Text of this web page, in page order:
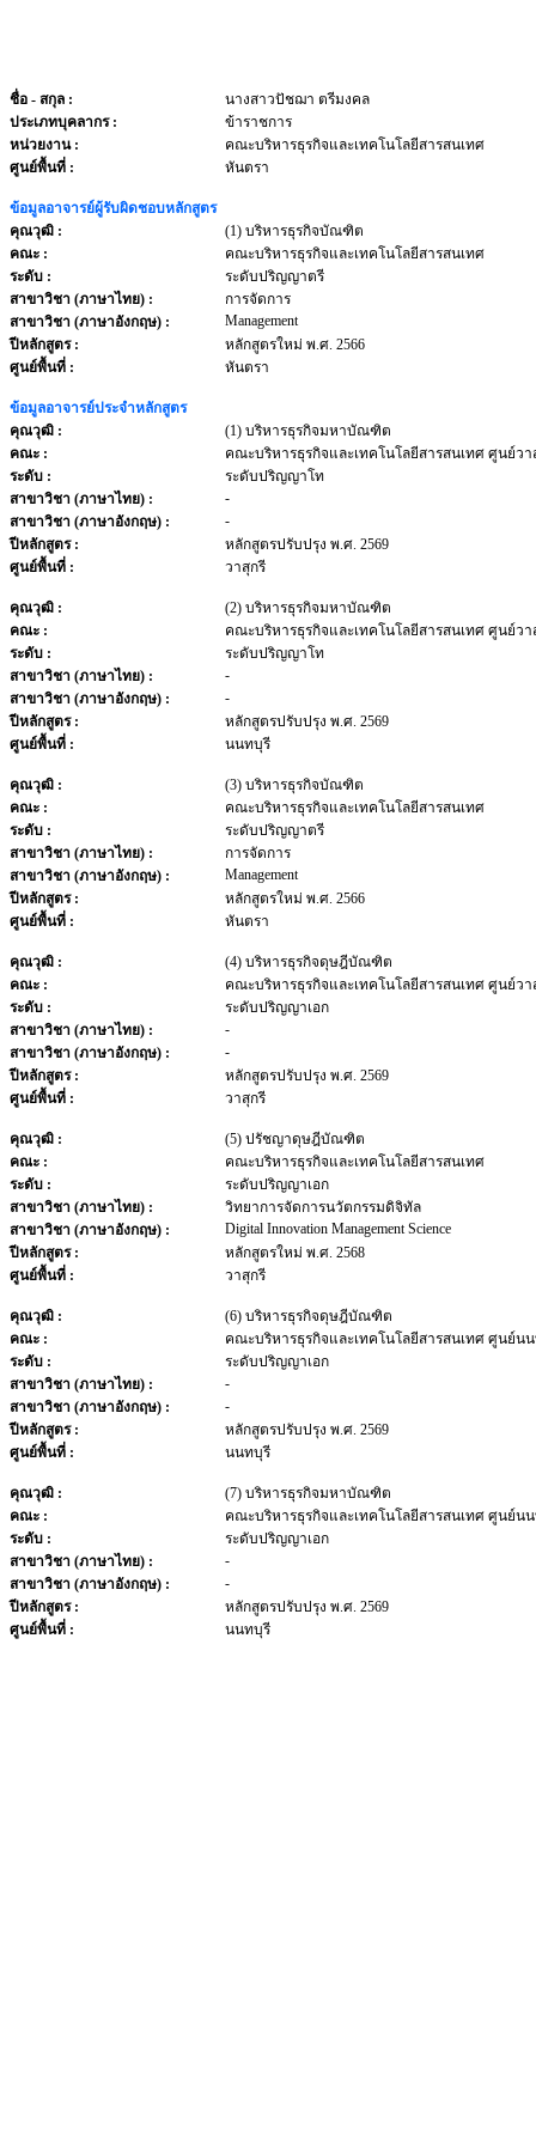
ชื่อ - สกุล :
นางสาวปัชฌา ตรีมงคล
ประเภทบุคลากร :
ข้าราชการ
หน่วยงาน :
คณะบริหารธุรกิจและเทคโนโลยีสารสนเทศ
ศูนย์พื้นที่ :
หันตรา
ข้อมูลอาจารย์ผู้รับผิดชอบหลักสูตร
คุณวุฒิ :
(1) บริหารธุรกิจบัณฑิต
คณะ :
คณะบริหารธุรกิจและเทคโนโลยีสารสนเทศ
ระดับ :
ระดับปริญญาตรี
สาขาวิชา (ภาษาไทย) :
การจัดการ
สาขาวิชา (ภาษาอังกฤษ) :
Management
ปีหลักสูตร :
หลักสูตรใหม่ พ.ศ. 2566
ศูนย์พื้นที่ :
หันตรา
ข้อมูลอาจารย์ประจำหลักสูตร
คุณวุฒิ :
(1) บริหารธุรกิจมหาบัณฑิต
คณะ :
คณะบริหารธุรกิจและเทคโนโลยีสารสนเทศ ศูนย์วา
ระดับ :
ระดับปริญญาโท
สาขาวิชา (ภาษาไทย) :
-
สาขาวิชา (ภาษาอังกฤษ) :
-
ปีหลักสูตร :
หลักสูตรปรับปรุง พ.ศ. 2569
ศูนย์พื้นที่ :
วาสุกรี
คุณวุฒิ :
(2) บริหารธุรกิจมหาบัณฑิต
คณะ :
คณะบริหารธุรกิจและเทคโนโลยีสารสนเทศ ศูนย์วา
ระดับ :
ระดับปริญญาโท
สาขาวิชา (ภาษาไทย) :
-
สาขาวิชา (ภาษาอังกฤษ) :
-
ปีหลักสูตร :
หลักสูตรปรับปรุง พ.ศ. 2569
ศูนย์พื้นที่ :
นนทบุรี
คุณวุฒิ :
(3) บริหารธุรกิจบัณฑิต
คณะ :
คณะบริหารธุรกิจและเทคโนโลยีสารสนเทศ
ระดับ :
ระดับปริญญาตรี
สาขาวิชา (ภาษาไทย) :
การจัดการ
สาขาวิชา (ภาษาอังกฤษ) :
Management
ปีหลักสูตร :
หลักสูตรใหม่ พ.ศ. 2566
ศูนย์พื้นที่ :
หันตรา
คุณวุฒิ :
(4) บริหารธุรกิจดุษฎีบัณฑิต
คณะ :
คณะบริหารธุรกิจและเทคโนโลยีสารสนเทศ ศูนย์วา
ระดับ :
ระดับปริญญาเอก
สาขาวิชา (ภาษาไทย) :
-
สาขาวิชา (ภาษาอังกฤษ) :
-
ปีหลักสูตร :
หลักสูตรปรับปรุง พ.ศ. 2569
ศูนย์พื้นที่ :
วาสุกรี
คุณวุฒิ :
(5) ปรัชญาดุษฎีบัณฑิต
คณะ :
คณะบริหารธุรกิจและเทคโนโลยีสารสนเทศ
ระดับ :
ระดับปริญญาเอก
สาขาวิชา (ภาษาไทย) :
วิทยาการจัดการนวัตกรรมดิจิทัล
สาขาวิชา (ภาษาอังกฤษ) :
Digital Innovation Management Science
ปีหลักสูตร :
หลักสูตรใหม่ พ.ศ. 2568
ศูนย์พื้นที่ :
วาสุกรี
คุณวุฒิ :
(6) บริหารธุรกิจดุษฎีบัณฑิต
คณะ :
คณะบริหารธุรกิจและเทคโนโลยีสารสนเทศ ศูนย์น
ระดับ :
ระดับปริญญาเอก
สาขาวิชา (ภาษาไทย) :
-
สาขาวิชา (ภาษาอังกฤษ) :
-
ปีหลักสูตร :
หลักสูตรปรับปรุง พ.ศ. 2569
ศูนย์พื้นที่ :
นนทบุรี
คุณวุฒิ :
(7) บริหารธุรกิจมหาบัณฑิต
คณะ :
คณะบริหารธุรกิจและเทคโนโลยีสารสนเทศ ศูนย์น
ระดับ :
ระดับปริญญาเอก
สาขาวิชา (ภาษาไทย) :
-
สาขาวิชา (ภาษาอังกฤษ) :
-
ปีหลักสูตร :
หลักสูตรปรับปรุง พ.ศ. 2569
ศูนย์พื้นที่ :
นนทบุรี